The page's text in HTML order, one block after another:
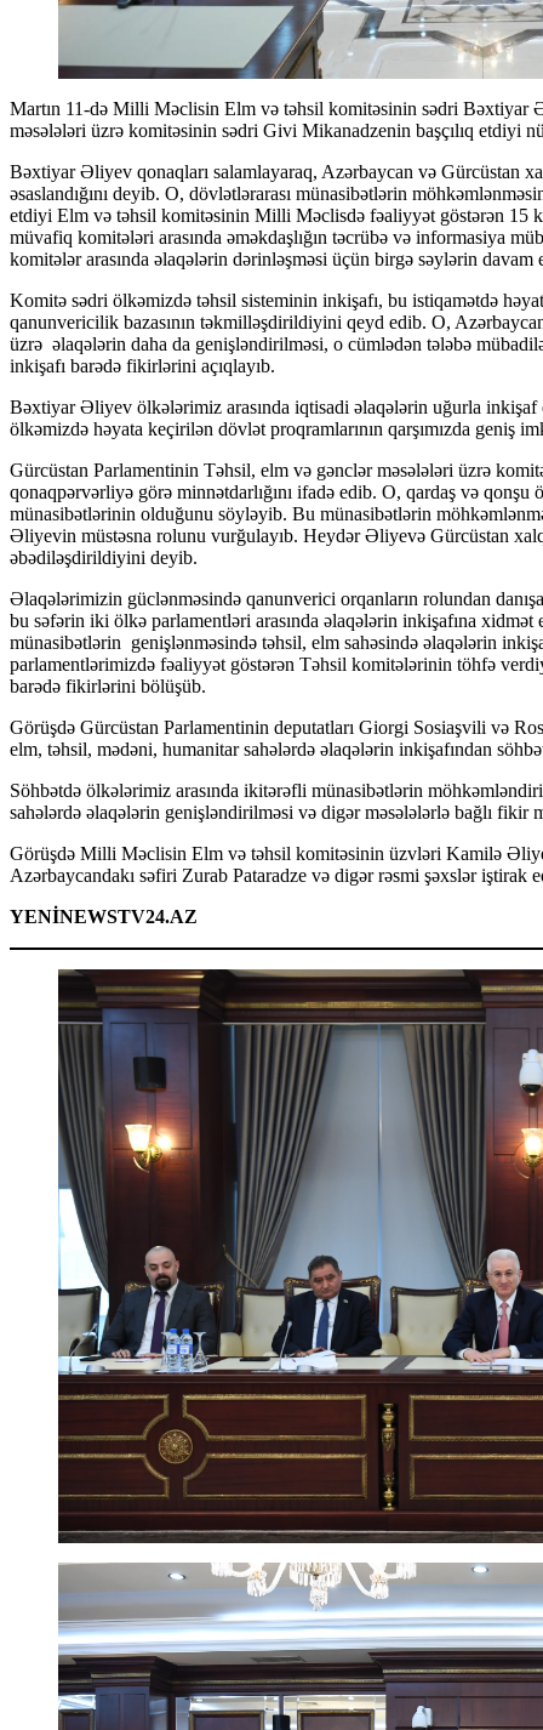
Martın 11-də Milli Məclisin Elm və təhsil komitəsinin sədri Bəxtiyar
məsələləri üzrə komitəsinin sədri Givi Mikanadzenin başçılıq etdiyi
Bəxtiyar Əliyev qonaqları salamlayaraq, Azərbaycan və Gürcüstan
əsaslandığını deyib. O, dövlətlərarası münasibətlərin
etdiyi Elm və təhsil komitəsinin Milli Məclisdə fəaliyyət göstərən 15
müvafiq komitələri arasında əməkdaşlığın təcrübə və informasiya
komitələr arasında əlaqələrin dərinləşməsi üçün birgə səylərin
Komitə sədri ölkəmizdə təhsil sisteminin inkişafı, bu istiqamətdə
qanunvericilik bazasının təkmilləşdirildiyini qeyd edib. O,
üzrə əlaqələrin daha da genişləndirilməsi, o cümlədən tələbə
inkişafı barədə fikirlərini açıqlayıb.
Bəxtiyar Əliyev ölkələrimiz arasında iqtisadi əlaqələrin uğurla
ölkəmizdə həyata keçirilən dövlət proqramlarının qarşımızda geniş
Gürcüstan Parlamentinin Təhsil, elm və gənclər məsələləri üzrə
qonaqpərvərliyə görə minnətdarlığını ifadə edib. O, qardaş və
münasibətlərinin olduğunu söyləyib. Bu münasibətlərin
Əliyevin müstəsna rolunu vurğulayıb. Heydər Əliyevə Gürcüstan
əbədiləşdirildiyini deyib.
Əlaqələrimizin güclənməsində qanunverici orqanların rolundan
bu səfərin iki ölkə parlamentləri arasında əlaqələrin inkişafına
münasibətlərin genişlənməsində təhsil, elm sahəsində əlaqələrin
parlamentlərimizdə fəaliyyət göstərən Təhsil komitələrinin töhfə
barədə fikirlərini bölüşüb.
Görüşdə Gürcüstan Parlamentinin deputatları Giorgi Sosiaşvili və
elm, təhsil, mədəni, humanitar sahələrdə əlaqələrin inkişafından
Söhbətdə ölkələrimiz arasında ikitərəfli münasibətlərin
sahələrdə əlaqələrin genişləndirilməsi və digər məsələlərlə bağlı fikir
Görüşdə Milli Məclisin Elm və təhsil komitəsinin üzvləri Kamilə
Azərbaycandakı səfiri Zurab Pataradze və digər rəsmi şəxslər iştirak
YENİNEWSTV24.AZ